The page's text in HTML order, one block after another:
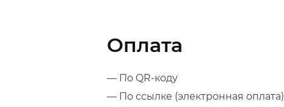
Оплата
— По QR-коду
— По ссылке (электронная оплата)